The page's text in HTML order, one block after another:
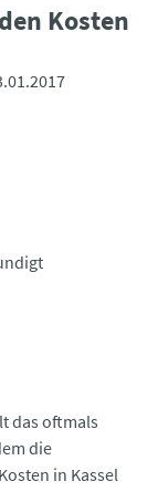
Kosten
das oftmals
die
in Kassel